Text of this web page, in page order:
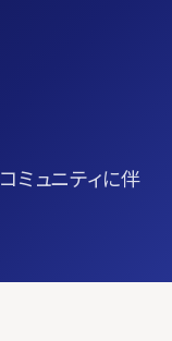
ミュニティに伴